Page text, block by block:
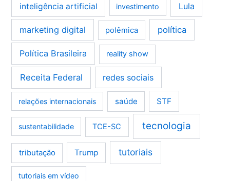
inteligência artificial investimento Lula
marketing digital polêmica política
Política Brasileira reality show
Receita Federal redes sociais
relações internacionais saúde STF
sustentabilidade TCE-SC tecnologia
tributação Trump tutoriais
tutoriais em vídeo